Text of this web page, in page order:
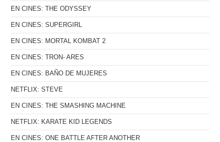
EN CINES: THE ODYSSEY
EN CINES: SUPERGIRL
EN CINES: MORTAL KOMBAT 2
EN CINES: TRON- ARES
EN CINES: BAÑO DE MUJERES
NETFLIX: STEVE
EN CINES: THE SMASHING MACHINE
NETFLIX: KARATE KID LEGENDS
EN CINES: ONE BATTLE AFTER ANOTHER